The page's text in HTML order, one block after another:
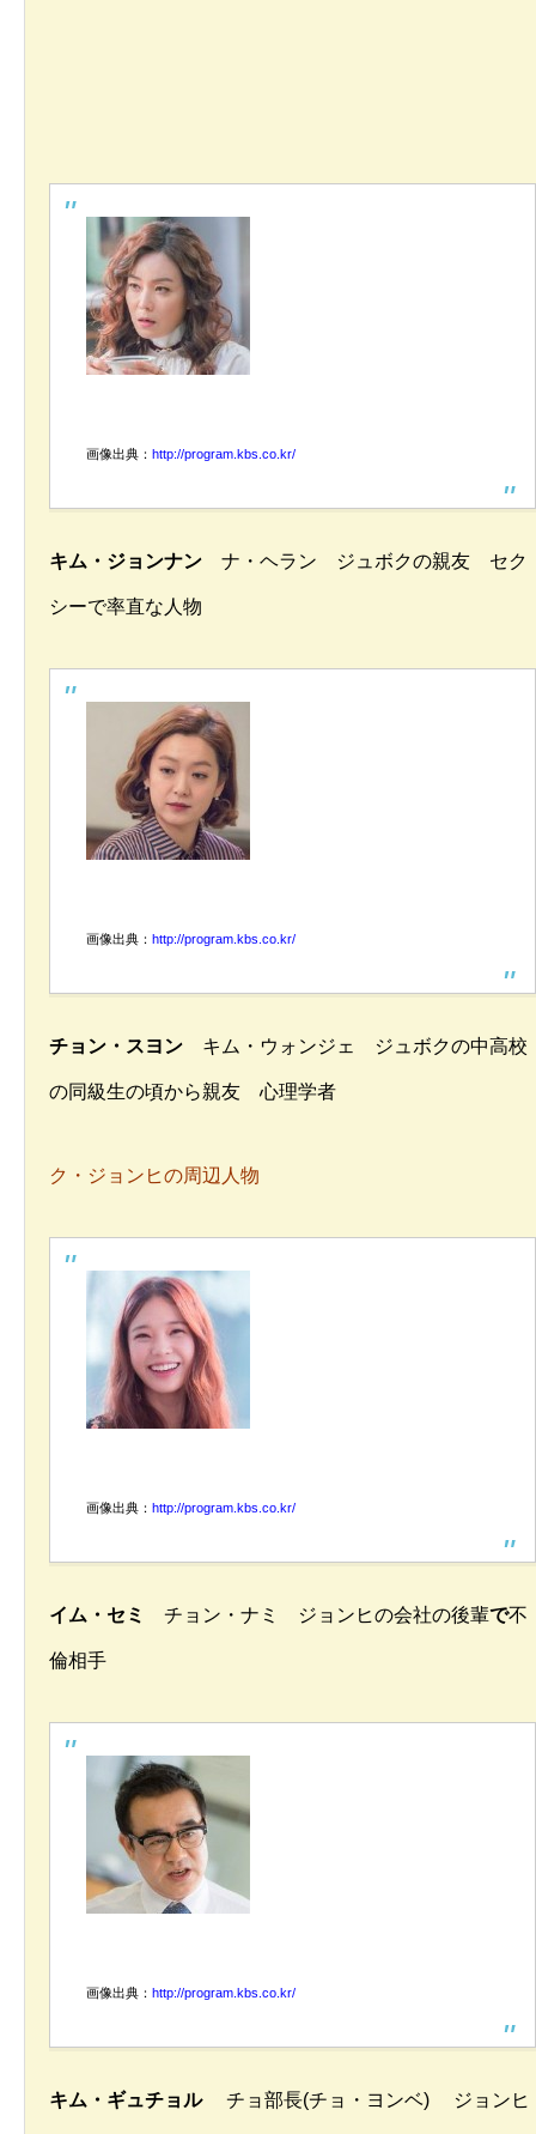
画像出典： http://program.kbs.co.kr/
キム・ジョンナン ナ・ヘラン ジュボクの親友 セク
シーで率直な人物
画像出典： http://program.kbs.co.kr/
チョン・スヨン キム・ウォンジェ ジュボクの中高校
の同級生の頃から親友 心理学者
ク・ジョンヒの周辺人物
画像出典： http://program.kbs.co.kr/
イム・セミ チョン・ナミ ジョンヒの会社の後輩で不
倫相手
画像出典： http://program.kbs.co.kr/
キム・ギュチョルチョ部長(チョ・ヨンベ) ジョンヒ